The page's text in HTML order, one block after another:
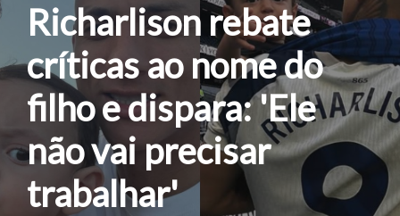
Richarlison rebate
críticas ao nome do
filho e dispara: 'Ele
não vai precisar
trabalhar'